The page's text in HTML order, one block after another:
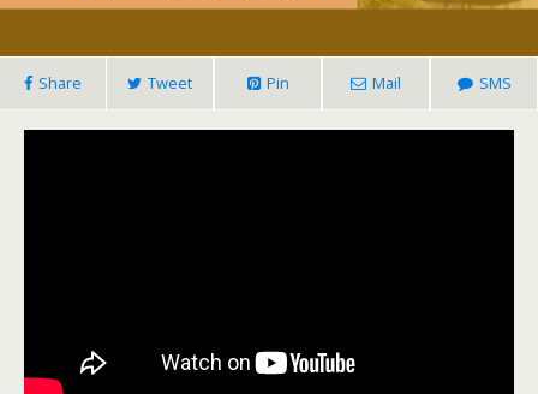
Share Tweet Pin Mail SMS